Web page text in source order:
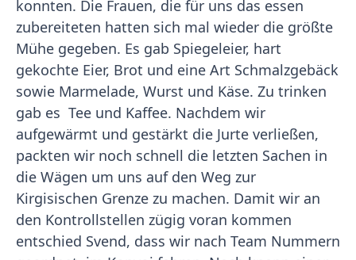
konnten. Die Frauen, die für uns das essen
zubereiteten hatten sich mal wieder die größte
Mühe gegeben. Es gab Spiegeleier, hart
gekochte Eier, Brot und eine Art Schmalzgebäck
sowie Marmelade, Wurst und Käse. Zu trinken
gab es Tee und Kaffee. Nachdem wir
aufgewärmt und gestärkt die Jurte verließen,
packten wir noch schnell die letzten Sachen in
die Wägen um uns auf den Weg zur
Kirgisischen Grenze zu machen. Damit wir an
den Kontrollstellen zügig voran kommen
entschied Svend, dass wir nach Team Nummern